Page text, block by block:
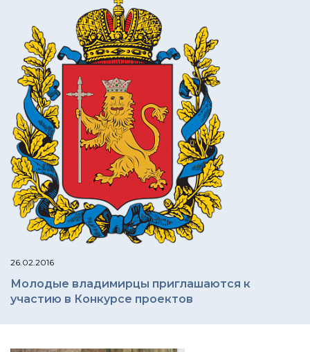
26.02.2016
Молодые владимирцы приглашаются к
участию в Конкурсе проектов